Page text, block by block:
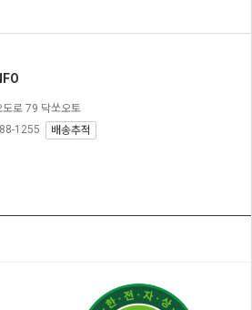
도로 79 닥쏘오토
1255
배송추적